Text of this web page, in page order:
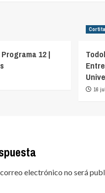
12 |
16
electrónico no será